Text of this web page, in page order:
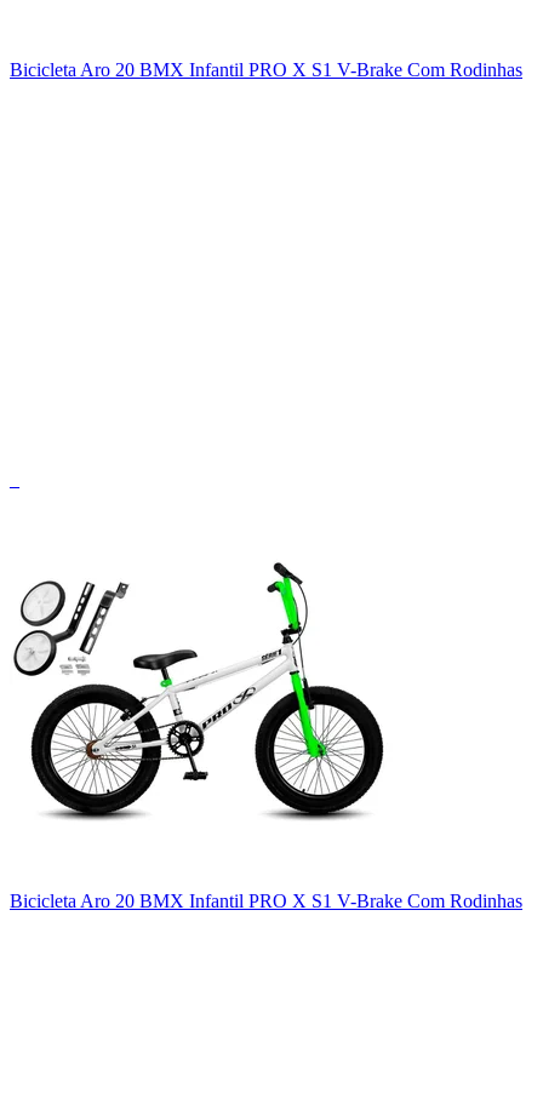
Bicicleta Aro 20 BMX Infantil PRO X S1 V-Brake Com Rodinhas
Bicicleta Aro 20 BMX Infantil PRO X S1 V-Brake Com Rodinhas